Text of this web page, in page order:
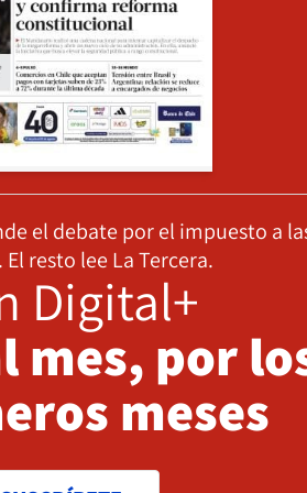
el debate por el impuesto a
El resto lee La Tercera.
Digital+
mes, por
meses